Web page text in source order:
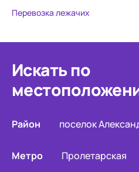
Перевозка лежачих
Искать по
Район поселок
Метро Пролетарская